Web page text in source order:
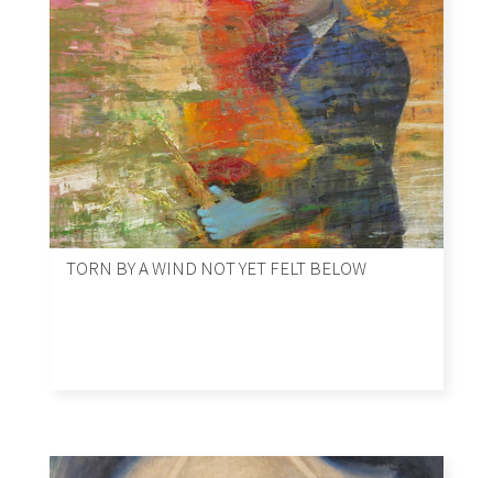
TORN BY A WIND NOT YET FELT BELOW